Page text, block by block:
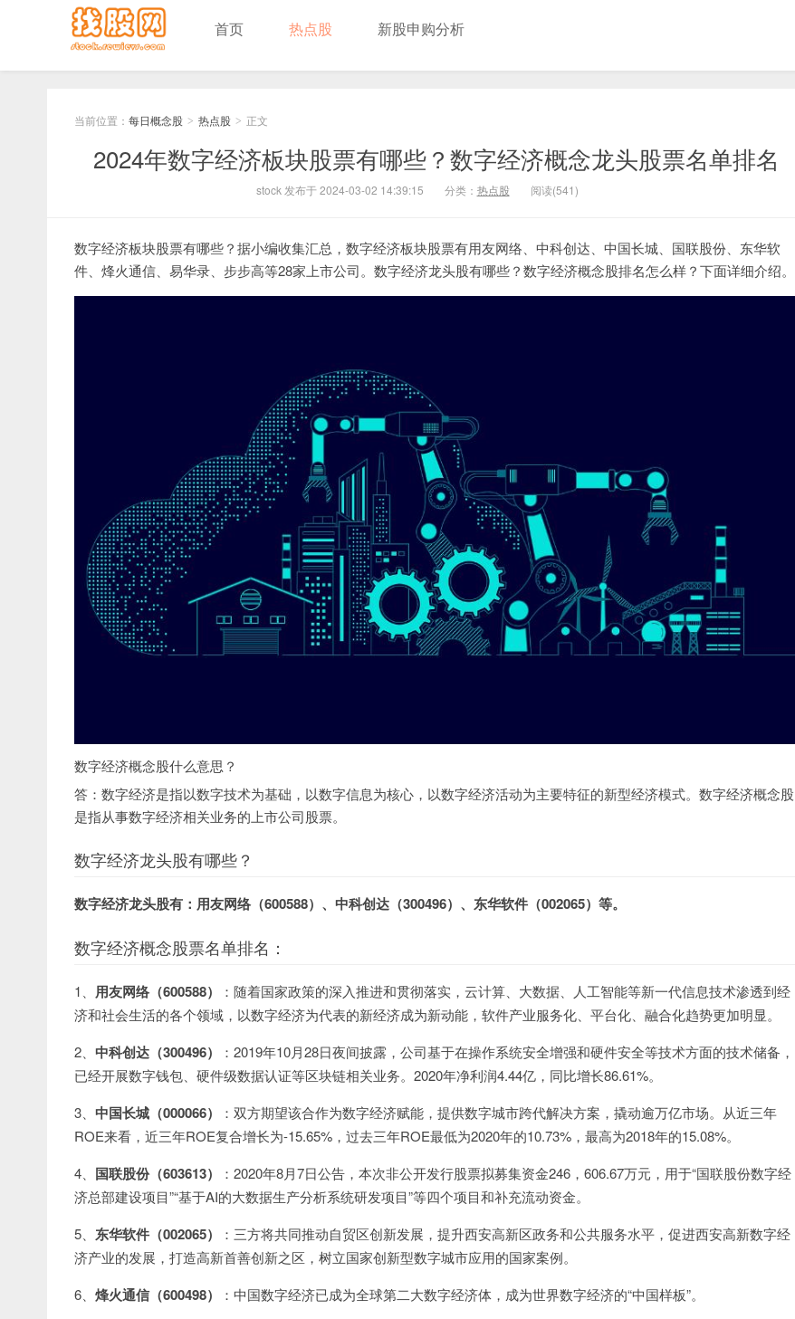
首页 热点股 新股申购分析
当前位置： 每日概念股 > 热点股 > 正文
2024年数字经济板块股票有哪些？数字经济概念龙头股票名单排名
stock 发布于 2024-03-02 14:39:15 分类： 热点股 阅读(541)
数字经济板块股票有哪些？据小编收集汇总，数字经济板块股票有用友网络、中科创达、中国长城、国联股份、东华软
件、烽火通信、易华录、步步高等28家上市公司。数字经济龙头股有哪些？数字经济概念股排名怎么样？下面详细介绍。
数字经济概念股什么意思？
答：数字经济是指以数字技术为基础，以数字信息为核心，以数字经济活动为主要特征的新型经济模式。数字经济概念股
是指从事数字经济相关业务的上市公司股票。
数字经济龙头股有哪些？
数字经济龙头股有：用友网络（600588）、中科创达（300496）、东华软件（002065）等。
数字经济概念股票名单排名：
1、 用友网络（600588）
：随着国家政策的深入推进和贯彻落实，云计算、大数据、人工智能等新一代信息技术渗透到经
济和社会生活的各个领域，以数字经济为代表的新经济成为新动能，软件产业服务化、平台化、融合化趋势更加明显。
2、 中科创达（300496）
：2019年10月28日夜间披露，公司基于在操作系统安全增强和硬件安全等技术方面的技术储备，
已经开展数字钱包、硬件级数据认证等区块链相关业务。2020年净利润4.44亿，同比增长86.61%。
3、 中国长城（000066）
：双方期望该合作为数字经济赋能，提供数字城市跨代解决方案，撬动逾万亿市场。从近三年
ROE来看，近三年ROE复合增长为-15.65%，过去三年ROE最低为2020年的10.73%，最高为2018年的15.08%。
4、 国联股份（603613）
：2020年8月7日公告，本次非公开发行股票拟募集资金246，606.67万元，用于“国联股份数字经
济总部建设项目”“基于AI的大数据生产分析系统研发项目”等四个项目和补充流动资金。
5、 东华软件（002065）
：三方将共同推动自贸区创新发展，提升西安高新区政务和公共服务水平，促进西安高新数字经
济产业的发展，打造高新首善创新之区，树立国家创新型数字城市应用的国家案例。
6、 烽火通信（600498）
：中国数字经济已成为全球第二大数字经济体，成为世界数字经济的“中国样板”。